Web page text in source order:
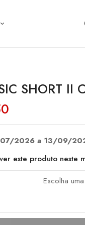
SHORT II
atual
€164.50.
07/2026 a 13/09/
este produto neste